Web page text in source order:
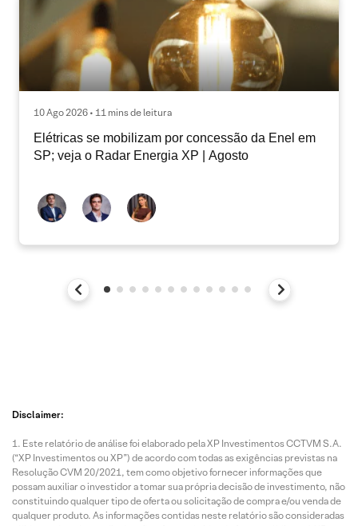
10 Ago 2026 • 11 mins de leitura
Elétricas se mobilizam por concessão da Enel em
SP; veja o Radar Energia XP | Agosto
Disclaimer:
Este relatório de análise foi elaborado pela XP Investimentos CCTVM S.A.
(“XP Investimentos ou XP”) de acordo com todas as exigências previstas na
Resolução CVM 20/2021, tem como objetivo fornecer informações que
possam auxiliar o investidor a tomar sua própria decisão de investimento, não
constituindo qualquer tipo de oferta ou solicitação de compra e/ou venda de
qualquer produto. As informações contidas neste relatório são consideradas